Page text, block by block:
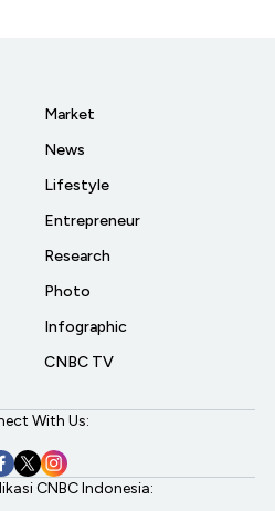
Market
News
Lifestyle
Entrepreneur
Research
Photo
Infographic
CNBC TV
With Us:
CNBC Indonesia: